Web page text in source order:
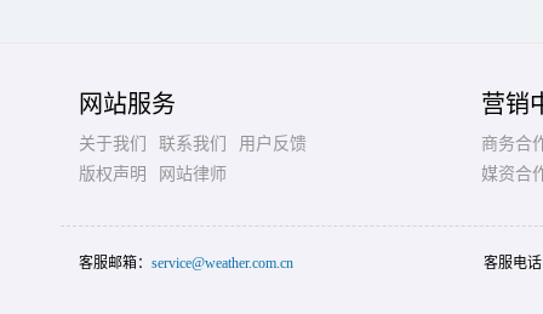
网站服务
关于我们 联系我们
用户反馈
版权声明
网站律师
营销
商务合
媒资合
客服邮箱： service@weather.com.cn 客服电